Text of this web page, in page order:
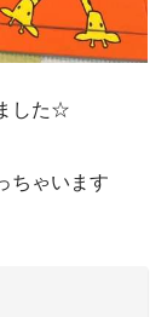
した☆
ちゃいます